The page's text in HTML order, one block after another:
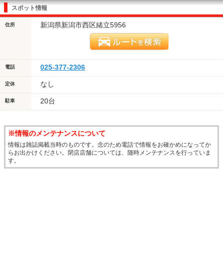
スポット情報
住所 新潟県新潟市西区緒立5956
電話 025-377-2306
定休 なし
駐車 20台
※情報のメンテナンスについて
情報は雑誌掲載当時のものです。念のため電話で情報をお確かめになってか
らお出かけください。閉店店舗については、随時メンテナンスを行っていま
す。